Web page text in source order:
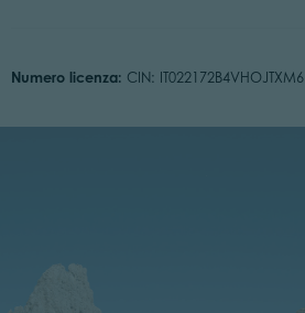
Numero licenza: CIN: IT022172B4VHOJTXM6